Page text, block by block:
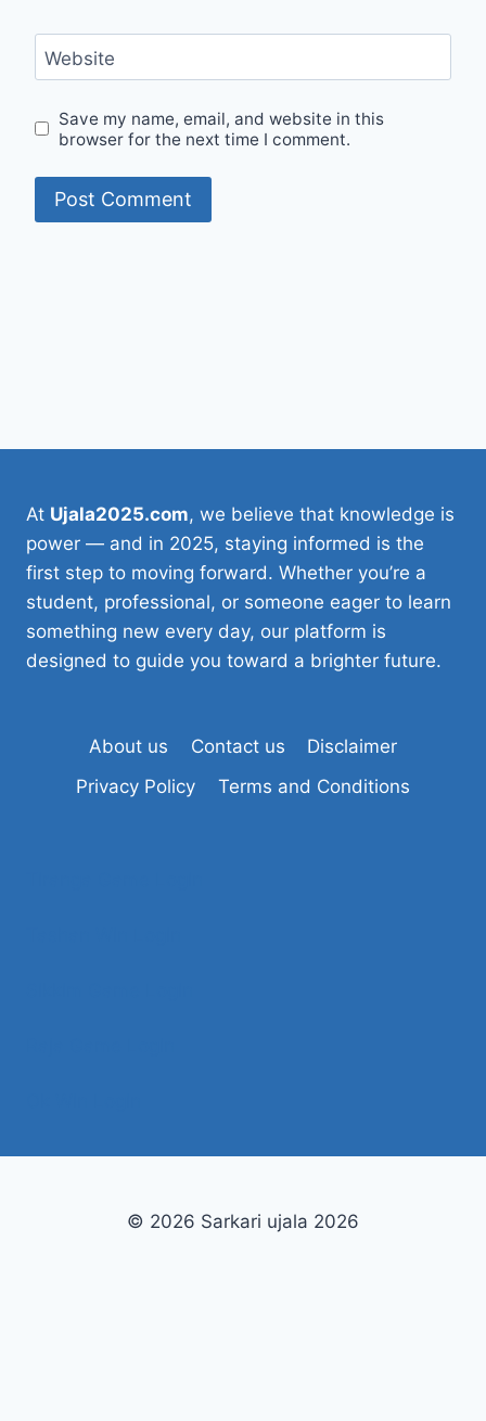
Website
Save my name, email, and website in this
browser for the next time I comment.
At Ujala2025.com, we believe that knowledge is
power — and in 2025, staying informed is the
first step to moving forward. Whether you’re a
student, professional, or someone eager to learn
something new every day, our platform is
designed to guide you toward a brighter future.
About us Contact us
Disclaimer
Privacy Policy
Terms and Conditions
© 2026 Sarkari ujala 2026